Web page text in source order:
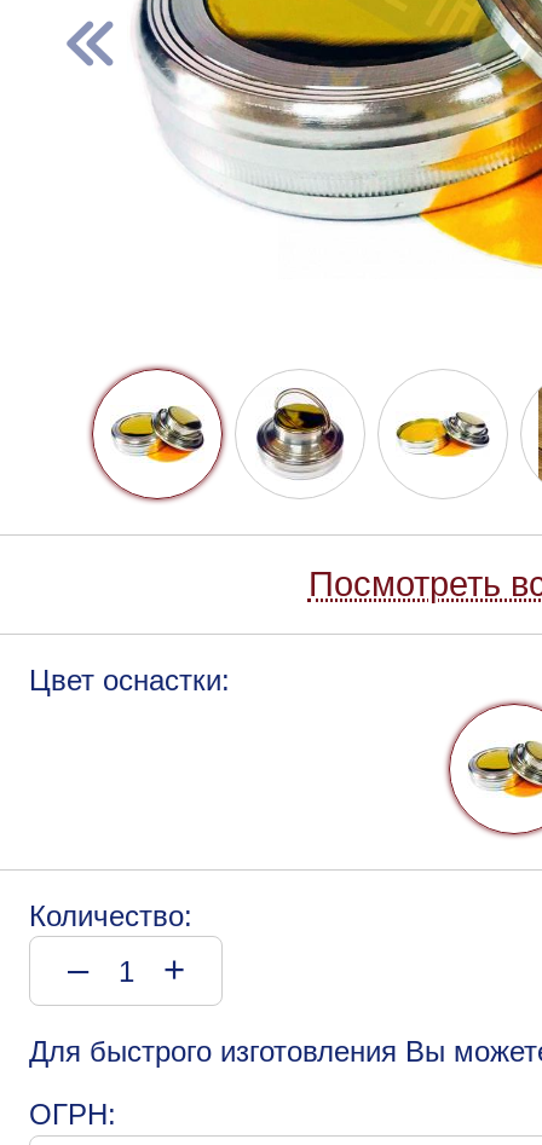
Посмотреть
Цвет оснастки:
Количество:
– +
Для быстрого изготовления Вы
ОГРН: